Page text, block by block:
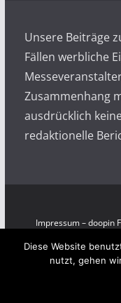
Unsere Beiträge
Fällen werbliche
Zusammenhang
ausdrücklich
redaktionelle
Impressum – doopin
Copyright ©
Diese Website
nutzt, gehen